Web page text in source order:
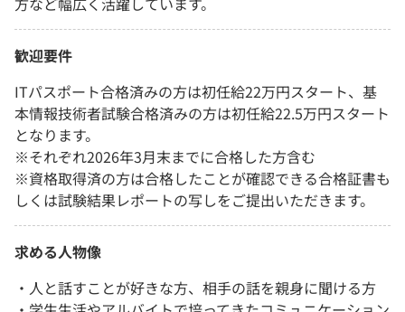
歓迎要件
ITパスポート合格済みの方は初任給22万円スタート、基
本情報技術者試験合格済みの方は初任給22.5万円スタート
となります。
※それぞれ2026年3月末までに合格した方含む
※資格取得済の方は合格したことが確認できる合格証書も
しくは試験結果レポートの写しをご提出いただきます。
求める人物像
・人と話すことが好きな方、相手の話を親身に聞ける方